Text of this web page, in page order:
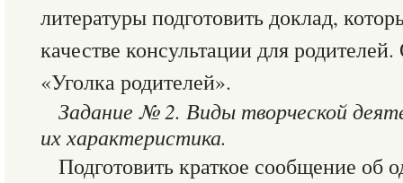
литературы подготовить доклад,
качестве консультации для
«Уголка родителей».
Задание № 2. Виды творческой
их характеристика.
Подготовить краткое сообщение об